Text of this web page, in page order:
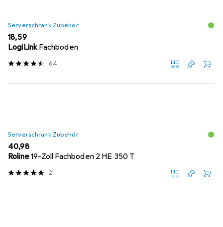
Serverschrank Zubehör
EUR
18,59
LogiLinkFachboden
64
Serverschrank Zubehör
EUR
40,98
Roline19-Zoll Fachboden 2 HE 350 T
2